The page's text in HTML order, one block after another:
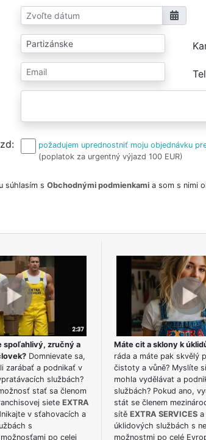
požadujem uprednostniť moju objednávku
(poplatok za urgentný výjazd 100 EUR)
súhlasím s Obchodnými podmienkamia som s nimi
spoľahlivý, zručný a
Domnievate sa,
zarábať a podnikať v
službách?
stať sa členom
siete EXTRA
v sťahovacích a
s
po celej
Máte cit a sklony k
ráda a máte pak skvělý
čistoty a vůně? Myslíte
mohla vydělávat a
službách? Pokud ano,
stát se členem
sítě EXTRA SERVICESa
úklidových službách s
možnostmi po celé